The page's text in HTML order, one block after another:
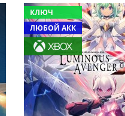
КЛЮЧ
ЛЮБОЙ АКК